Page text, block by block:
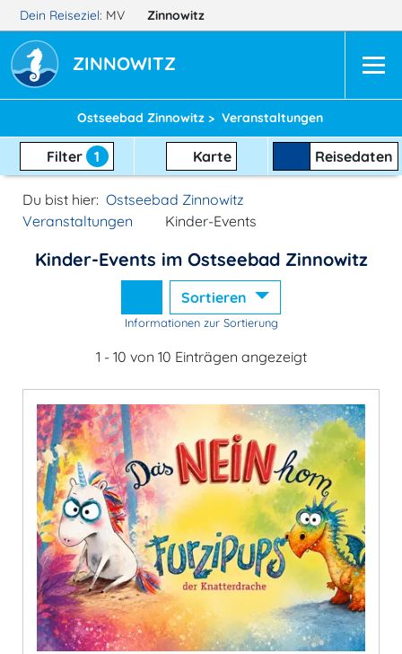
Dein Reiseziel: MV Zinnowitz
ZINNOWITZ
Ostseebad Zinnowitz > Veranstaltungen
Filter 1 Karte Reisedaten
Du bist hier: Ostseebad Zinnowitz
Veranstaltungen
Kinder-Events
Kinder-Events im Ostseebad Zinnowitz
Sortieren
Informationen zur Sortierung
1 - 10 von 10 Einträgen angezeigt